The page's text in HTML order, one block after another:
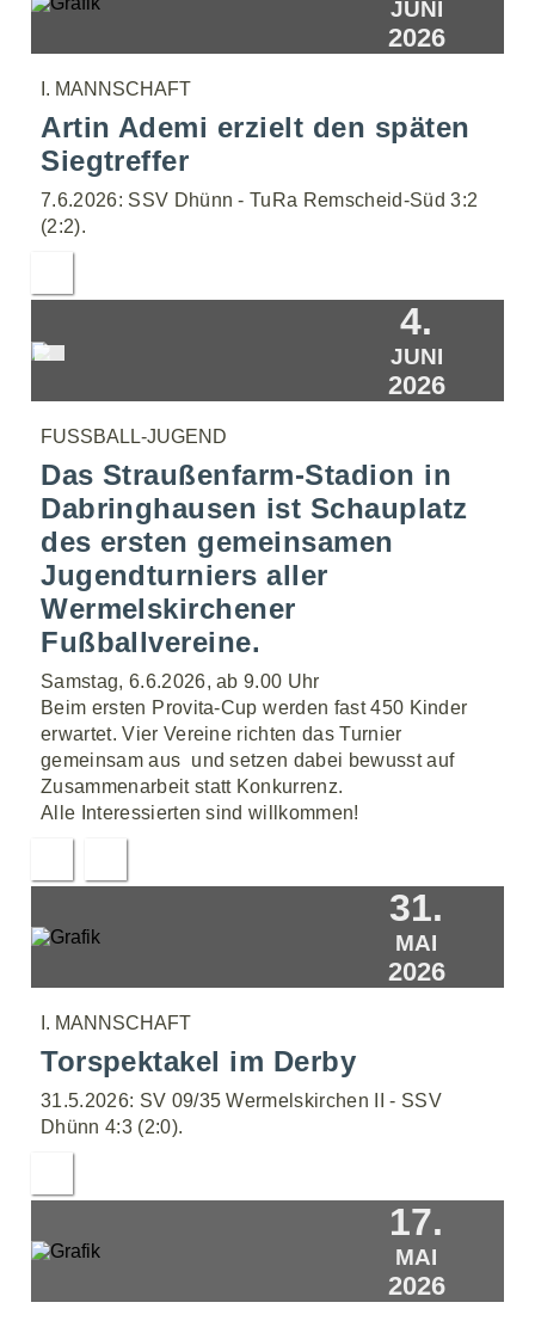
JUNI
2026
I. MANNSCHAFT
Artin Ademi erzielt den späten
Siegtreffer
7.6.2026: SSV Dhünn - TuRa Remscheid-Süd 3:2
(2:2).
4.
JUNI
2026
FUSSBALL-JUGEND
Das Straußenfarm-Stadion in
Dabringhausen ist Schauplatz
des ersten gemeinsamen
Jugendturniers aller
Wermelskirchener
Fußballvereine.
Samstag, 6.6.2026, ab 9.00 Uhr
Beim ersten Provita-Cup werden fast 450 Kinder
erwartet. Vier Vereine richten das Turnier
gemeinsam aus  und setzen dabei bewusst auf
Zusammenarbeit statt Konkurrenz.
Alle Interessierten sind willkommen!
31.
MAI
2026
I. MANNSCHAFT
Torspektakel im Derby
31.5.2026: SV 09/35 Wermelskirchen II - SSV
Dhünn 4:3 (2:0).
17.
MAI
2026